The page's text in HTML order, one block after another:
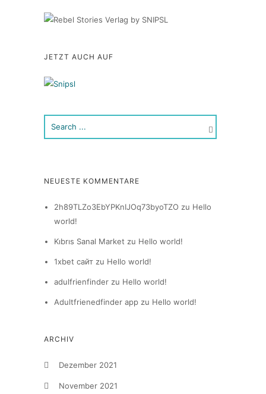
JETZT AUCH AUF
NEUESTE KOMMENTARE
2h89TLZo3EbYPKnIJOq73byoTZO zu Hello
world!
Kıbrıs Sanal Market zu Hello world!
1xbet сайтzu Hello world!
adulfrienfinderzu Hello world!
Adultfrienedfinder appzu Hello world!
ARCHIV
Dezember 2021
November 2021